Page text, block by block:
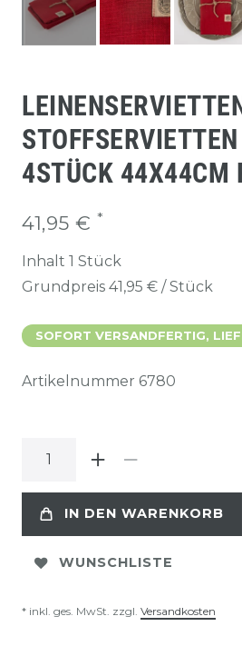
4STÜCK 44X44CM
41,95 € *
Inhalt 1 Stück
Grundpreis 41,95 € / Stück
SOFORT VERSANDFERTIG,
Artikelnummer 6780
IN DEN WARENKORB
WUNSCHLISTE
* inkl. ges. MwSt. zzgl. Versandkosten